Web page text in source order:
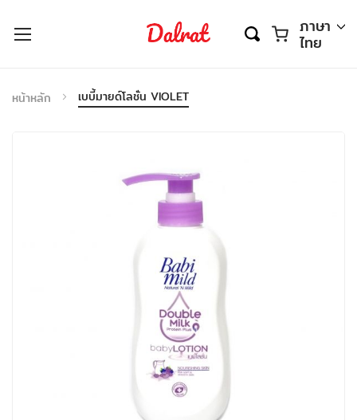
ตะกร้าภาษา
ไทย
หน้าหลัก เบบี้มายด์โลชั่น VIOLET